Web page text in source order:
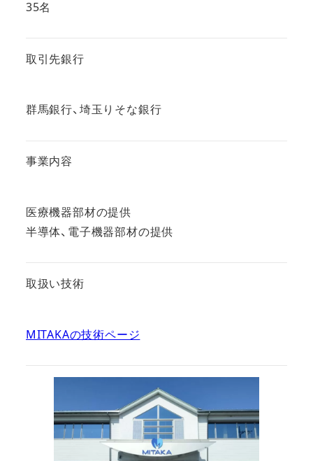
35名
取引先銀行
群馬銀行、埼玉りそな銀行
事業内容
医療機器部材の提供
半導体、電子機器部材の提供
取扱い技術
MITAKAの技術ページ